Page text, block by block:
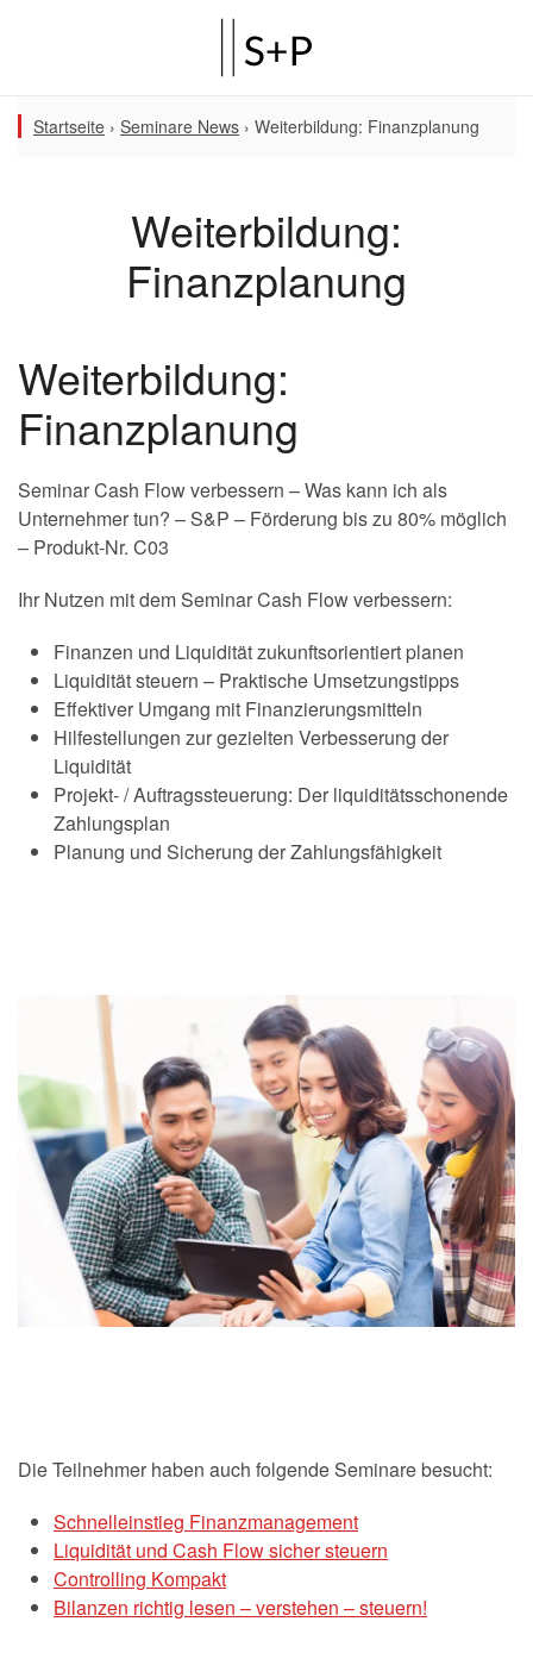
Startseite › Seminare News › Weiterbildung: Finanzplanung
Weiterbildung:
Finanzplanung
Weiterbildung:
Finanzplanung
Seminar Cash Flow verbessern – Was kann ich als
Unternehmer tun? – S&P – Förderung bis zu 80% möglich
– Produkt-Nr. C03
Ihr Nutzen mit dem Seminar Cash Flow verbessern:
Finanzen und Liquidität zukunftsorientiert planen
Liquidität steuern – Praktische Umsetzungstipps
Effektiver Umgang mit Finanzierungsmitteln
Hilfestellungen zur gezielten Verbesserung der
Liquidität
Projekt- / Auftragssteuerung: Der liquiditätsschonende
Zahlungsplan
Planung und Sicherung der Zahlungsfähigkeit
Die Teilnehmer haben auch folgende Seminare besucht:
Schnelleinstieg Finanzmanagement
Liquidität und Cash Flow sicher steuern
Controlling Kompakt
Bilanzen richtig lesen – verstehen – steuern!